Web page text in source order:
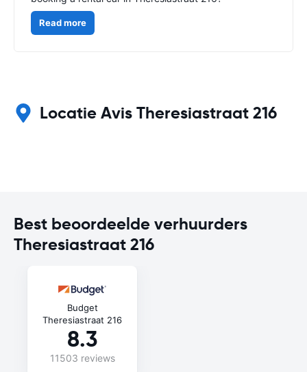
Read more
Locatie Avis Theresiastraat 216
Best beoordeelde verhuurders
Theresiastraat 216
Budget
Theresiastraat 216
8.3
11503 reviews